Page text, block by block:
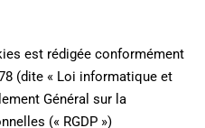
est rédigée conformément
(dite « Loi informatique et
Général sur la
(« RGDP »)